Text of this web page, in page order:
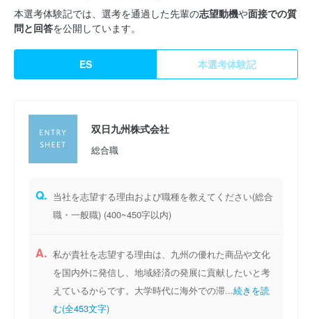
本選考体験記では、選考を通過した先輩の志望動機や面接での質
問と回答を公開しています。
ES 本選考体験記
双日九州株式会社
総合職
Q. 当社を志望する理由および職種を教えてください(総合
職・一般職) (400~450字以内)
A. 私が貴社を志望する理由は、九州の優れた商品や文化
を国内外に発信し、地域経済の発展に貢献したいと考
えているからです。大学時代に海外での滞...続きを読
む(全453文字)